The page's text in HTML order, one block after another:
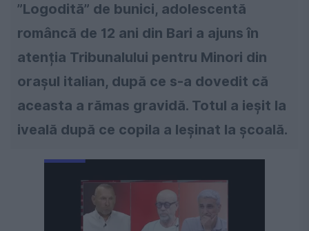
”Logodită” de bunici, adolescentă
româncă de 12 ani din Bari a ajuns în
atenția Tribunalului pentru Minori din
orașul italian, după ce s-a dovedit că
aceasta a rămas gravidă. Totul a ieșit la
iveală după ce copila a leșinat la școală.